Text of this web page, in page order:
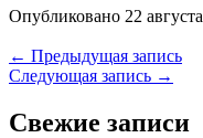
Опубликовано 22
Навигация
по
записям
← Предыдущая запись
Следующая запись →
Свежие записи